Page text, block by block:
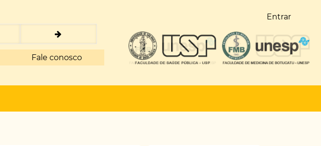
Entrar
Fale conosco